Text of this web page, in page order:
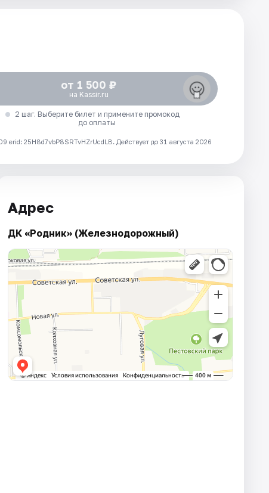
от 1 500 ₽
на Kassir.ru
2 шаг. Выберите билет и примените промокод
до оплаты
25H8d7vbP8SRTvHZrUcdLB. Действует до 31 августа 2026
Адрес
ДК «Родник» (Железнодорожный)